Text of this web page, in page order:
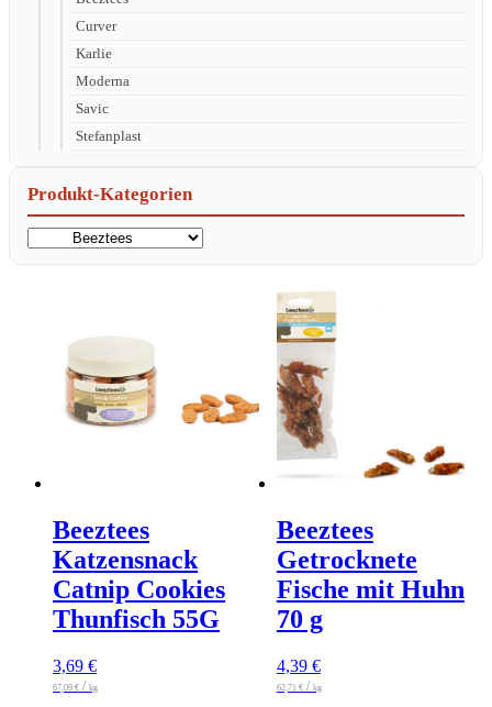
Curver
Karlie
Moderna
Savic
Stefanplast
Produkt-Kategorien
Beeztees
Katzensnack
Catnip Cookies
Thunfisch 55G
3,69 €
67,09 € / kg
Beeztees
Getrocknete
Fische mit Huhn
70 g
4,39 €
62,71 €/ kg